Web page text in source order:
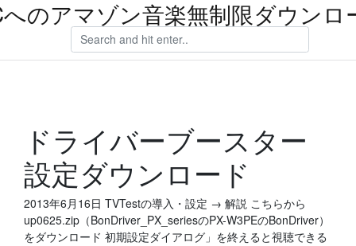
のアマゾン音楽無制限ダウンロ
ドライバーブースター
設定ダウンロード
2013年6月16日 TVTestの導入・設定 → 解説 こちらから
up0625.zip（BonDriver_PX_seriesのPX-W3PEのBonDriver）
をダウンロード 初期設定ダイアログ」を終えると視聴できる